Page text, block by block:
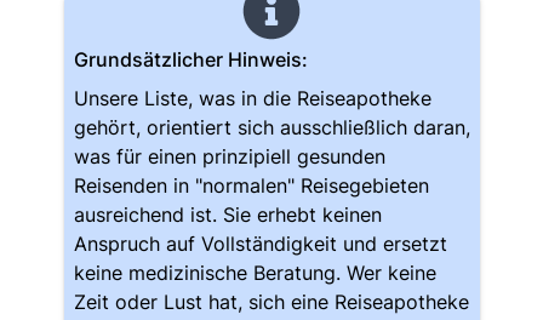
Grundsätzlicher Hinweis:
Unsere Liste, was in die Reiseapotheke
gehört, orientiert sich ausschließlich daran,
was für einen prinzipiell gesunden
Reisenden in "normalen" Reisegebieten
ausreichend ist. Sie erhebt keinen
Anspruch auf Vollständigkeit und ersetzt
keine medizinische Beratung. Wer keine
Zeit oder Lust hat, sich eine Reiseapotheke